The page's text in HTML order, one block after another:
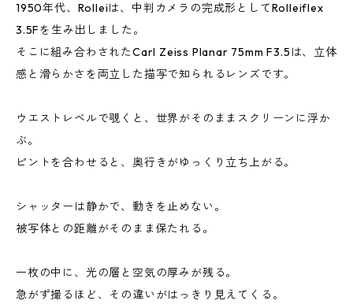
1950年代、Rolleiは、中判カメラの完成形としてRolleiflex
3.5Fを生み出しました。
そこに組み合わされたCarl Zeiss Planar 75mm F3.5は、立体
感と滑らかさを両立した描写で知られるレンズです。
ウエストレベルで覗くと、世界がそのままスクリーンに浮か
ぶ。
ピントを合わせると、奥行きがゆっくり立ち上がる。
シャッターは静かで、動きを止めない。
被写体との距離がそのまま保たれる。
一枚の中に、光の層と空気の厚みが残る。
急がず撮るほど、その違いがはっきり見えてくる。